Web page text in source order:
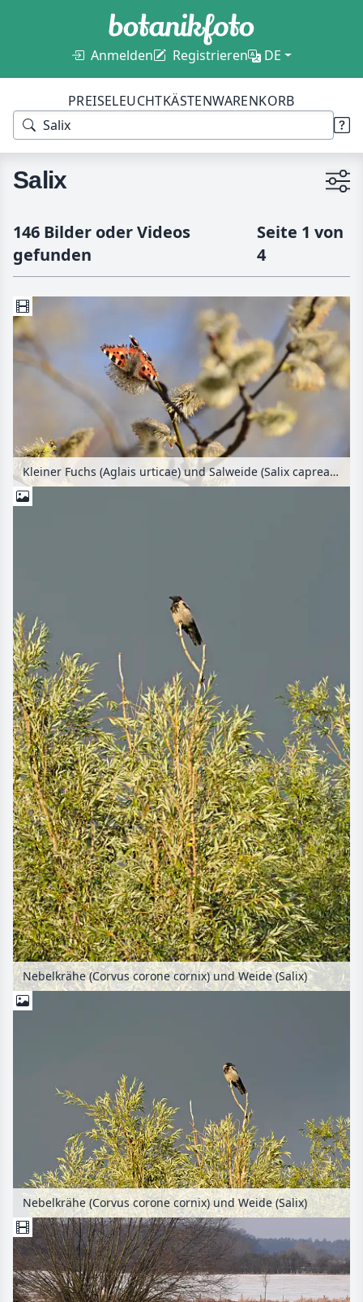
Anmelden Registrieren DE
PREISELEUCHTKÄSTENWARENKORB
Salix
146 Bilder oder Videos
gefunden
Seite 1 von
4
Kleiner Fuchs (Aglais urticae) und Salweide (Salix caprea) mit männlichen Blüten
Nebelkrähe (Corvus corone cornix) und Weide (Salix)
Nebelkrähe (Corvus corone cornix) und Weide (Salix)